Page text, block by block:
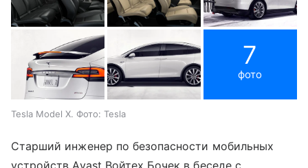
7
фото
Tesla Model X. Фото: Tesla
Старший инженер по безопасности мобильных
устройств Avast Войтех Бочек в беседе с